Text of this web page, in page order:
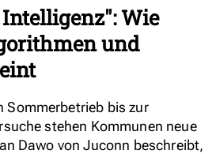
Wie
und
Sommerbetrieb bis zur
stehen Kommunen neue
Dawo von Juconn beschreibt,